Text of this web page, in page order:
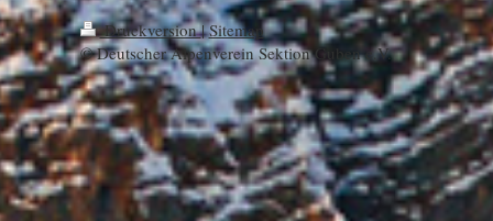
Druckversion| Sitemap
© Deutscher Alpenverein Sektion Guben e.V.